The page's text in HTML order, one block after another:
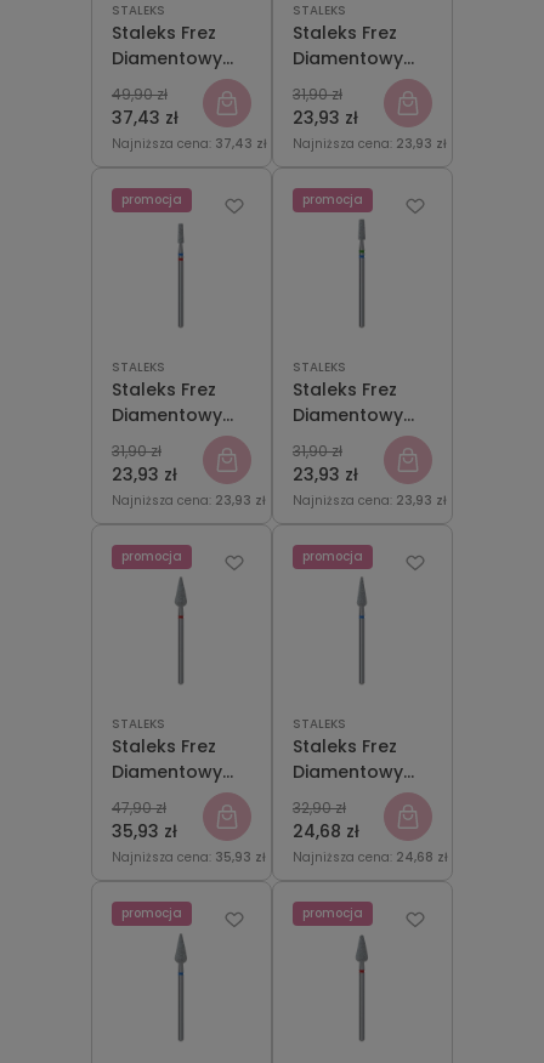
STALEKS
Staleks Frez
Diamentowy
DUO Grusza
Ostra
Niebiesko-
Zielona
5mm/12mm
37,43 zł
49,90 zł
Najniższa cena: 37,43 zł
STALEKS
Staleks Frez
Diamentowy
DUO Płomyk
Czerwono-
Niebieski
2,1mm/8mm
23,93 zł
31,90 zł
Najniższa cena: 23,93 zł
STALEKS
Staleks Frez
Diamentowy
DUO Stożek
Czerwono-
Niebieski
2,5mm/8mm
23,93 zł
31,90 zł
Najniższa cena: 23,93 zł
promocja
STALEKS
Staleks Frez
Diamentowy
DUO Stożek
Niebiesko-
Zielony
2,5mm/8mm
23,93 zł
31,90 zł
Najniższa cena: 23,93 zł
promocja
STALEKS
Staleks Frez
Diamentowy
Grusza
Czerwona
5mm/12mm
35,93 zł
47,90 zł
Najniższa cena: 35,93 zł
promocja
STALEKS
Staleks Frez
Diamentowy
Grusza
Niebieska
4mm/12mm
24,68 zł
32,90 zł
Najniższa cena: 24,68 zł
promocja
promocja promocja